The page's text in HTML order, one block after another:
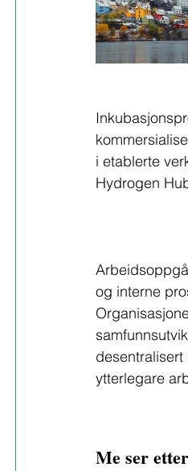
i etablerte
Hydrogen
og interne
ytterlegare
Me ser